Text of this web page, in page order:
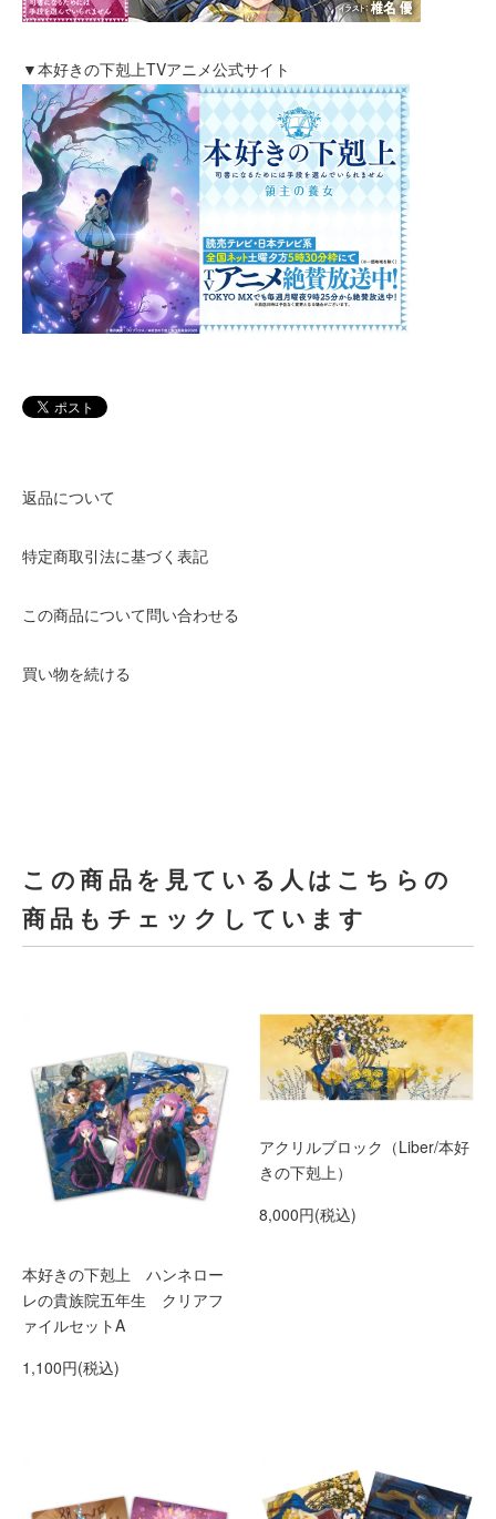
▼本好きの下剋上TVアニメ公式サイト
返品について
特定商取引法に基づく表記
この商品について問い合わせる
買い物を続ける
この商品を見ている人はこちらの
商品もチェックしています
本好きの下剋上 ハンネロー
レの貴族院五年生 クリアフ
ァイルセットA
1,100円(税込)
アクリルブロック（Liber/本好
きの下剋上）
8,000円(税込)